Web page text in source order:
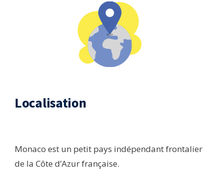
Localisation​
Monaco est un petit pays indépendant frontalier
de la Côte d’Azur française.